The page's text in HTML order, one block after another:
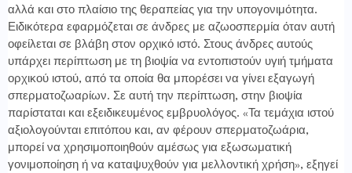
αλλά και στο πλαίσιο της θεραπείας για την υπογονιμότητα.
Ειδικότερα εφαρμόζεται σε άνδρες με αζωοσπερμία όταν αυτή
οφείλεται σε βλάβη στον ορχικό ιστό. Στους άνδρες αυτούς
υπάρχει περίπτωση με τη βιοψία να εντοπιστούν υγιή τμήματα
ορχικού ιστού, από τα οποία θα μπορέσει να γίνει εξαγωγή
σπερματοζωαρίων. Σε αυτή την περίπτωση, στην βιοψία
παρίσταται και εξειδικευμένος εμβρυολόγος. «Τα τεμάχια ιστού
αξιολογούνται επιτόπου και, αν φέρουν σπερματοζωάρια,
μπορεί να χρησιμοποιηθούν αμέσως για εξωσωματική
γονιμοποίηση ή να καταψυχθούν για μελλοντική χρήση», εξηγεί